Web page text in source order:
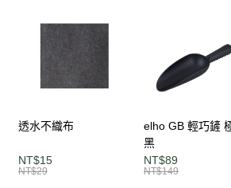
】
商品之後才付款」的支付方式。 讓您購物簡單
透水不織布
NT$15
NT$29
elho GB 輕巧鏟
黑
NT$89
NT$149